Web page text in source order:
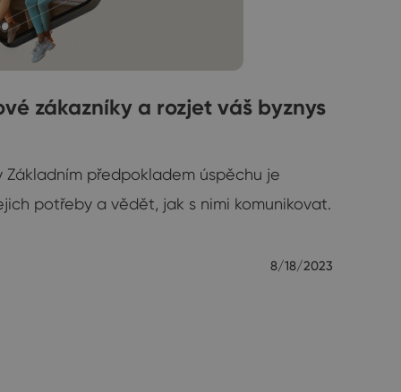
zákazníky a rozjet váš byznys
Základním předpokladem úspěchu je
potřeby a vědět, jak s nimi komunikovat.
8/18/2023